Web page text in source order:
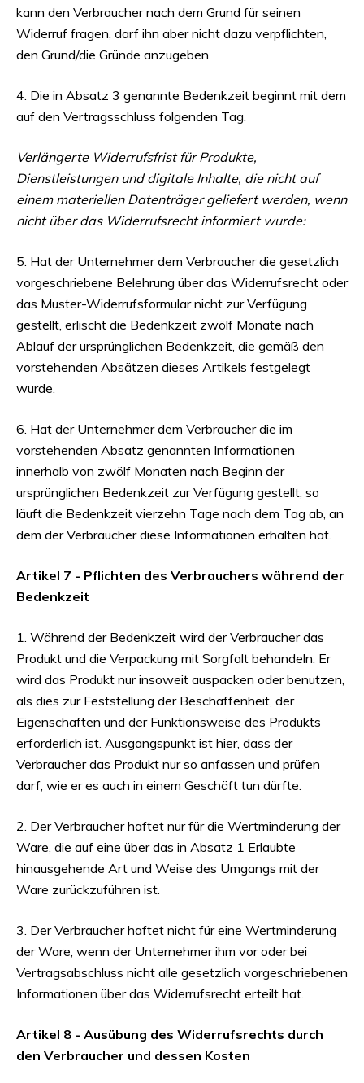
kann den Verbraucher nach dem Grund für seinen
Widerruf fragen, darf ihn aber nicht dazu verpflichten,
den Grund/die Gründe anzugeben.
4. Die in Absatz 3 genannte Bedenkzeit beginnt mit dem
auf den Vertragsschluss folgenden Tag.
Verlängerte Widerrufsfrist für Produkte,
Dienstleistungen und digitale Inhalte, die nicht auf
einem materiellen Datenträger geliefert werden, wenn
nicht über das Widerrufsrecht informiert wurde:
5. Hat der Unternehmer dem Verbraucher die gesetzlich
vorgeschriebene Belehrung über das Widerrufsrecht oder
das Muster-Widerrufsformular nicht zur Verfügung
gestellt, erlischt die Bedenkzeit zwölf Monate nach
Ablauf der ursprünglichen Bedenkzeit, die gemäß den
vorstehenden Absätzen dieses Artikels festgelegt
wurde.
6. Hat der Unternehmer dem Verbraucher die im
vorstehenden Absatz genannten Informationen
innerhalb von zwölf Monaten nach Beginn der
ursprünglichen Bedenkzeit zur Verfügung gestellt, so
läuft die Bedenkzeit vierzehn Tage nach dem Tag ab, an
dem der Verbraucher diese Informationen erhalten hat.
Artikel 7 - Pflichten des Verbrauchers während der
Bedenkzeit
1. Während der Bedenkzeit wird der Verbraucher das
Produkt und die Verpackung mit Sorgfalt behandeln. Er
wird das Produkt nur insoweit auspacken oder benutzen,
als dies zur Feststellung der Beschaffenheit, der
Eigenschaften und der Funktionsweise des Produkts
erforderlich ist. Ausgangspunkt ist hier, dass der
Verbraucher das Produkt nur so anfassen und prüfen
darf, wie er es auch in einem Geschäft tun dürfte.
2. Der Verbraucher haftet nur für die Wertminderung der
Ware, die auf eine über das in Absatz 1 Erlaubte
hinausgehende Art und Weise des Umgangs mit der
Ware zurückzuführen ist.
3. Der Verbraucher haftet nicht für eine Wertminderung
der Ware, wenn der Unternehmer ihm vor oder bei
Vertragsabschluss nicht alle gesetzlich vorgeschriebenen
Informationen über das Widerrufsrecht erteilt hat.
Artikel 8 - Ausübung des Widerrufsrechts durch
den Verbraucher und dessen Kosten